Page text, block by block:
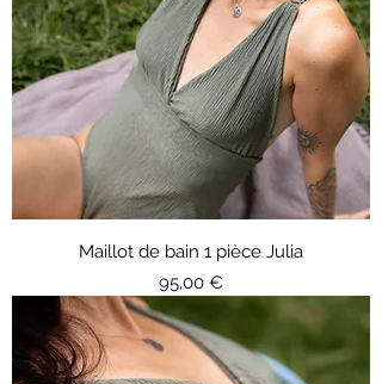
Maillot de bain 1 pièce Julia
Prix
95,00 €